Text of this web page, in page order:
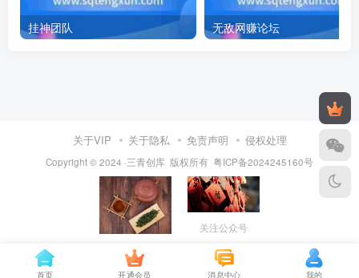
挂神团队 无敌网赚论坛
关于VIP 关于隐私 免责声明 侵权处理
Copyright © 2024 ·三青创库 版权所有 粤ICP备2024245160号
保存图片，打开
VX扫一扫添加
关注公众号
首页 开通会员 消息中心 我的